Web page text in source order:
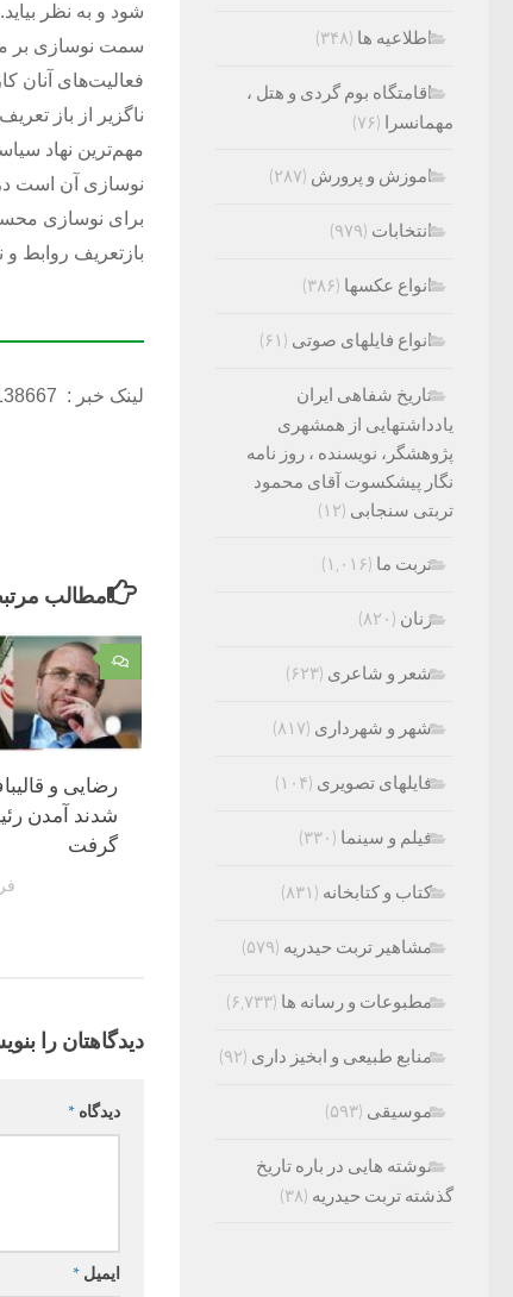
شود و به نظر
سمت نوسازی بر
فعالیت‌های آنان
ناگزیر از باز
مهم‌ترین نهاد
نوسازی آن است
برای نوسازی
بازتعریف روابط
لینک خبر :
مطالب
۰
‌رضایی و
شدند آمدن
گرفت
دیدگاهتان را
دیدگاه *
ایمیل *
اطلاعیه ها (۳۴۸)
اقامتگاه بوم گردی و هتل ،
مهمانسرا (۷۶)
اموزش و پرورش (۲۸۷)
انتخابات (۹۷۹)
انواع عکسها (۳۸۶)
انواع فایلهای صوتی (۶۱)
تاریخ شفاهی ایران
یادداشتهایی از همشهری
پژوهشگر، نویسنده ، روز نامه
نگار پیشکسوت آقای محمود
تربتی سنجابی (۱۲)
تربت ما (۱,۰۱۶)
زنان (۸۲۰)
شعر و شاعری (۶۲۳)
شهر و شهرداری (۸۱۷)
فایلهای تصویری (۱۰۴)
فیلم و سینما (۳۳۰)
کتاب و کتابخانه (۸۳۱)
مشاهیر تربت حیدریه (۵۷۹)
مطبوعات و رسانه ها (۶,۷۳۳)
منابع طبیعی و ابخیز داری (۹۲)
موسیقی (۵۹۳)
نوشته هایی در باره تاریخ
گذشته تربت حیدریه (۳۸)